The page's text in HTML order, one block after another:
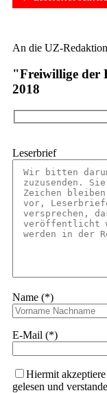
An die UZ-
"Freiwillige der
2018
Leserbrief
Name (*)
E-Mail (*)
Hiermit
gelesen und